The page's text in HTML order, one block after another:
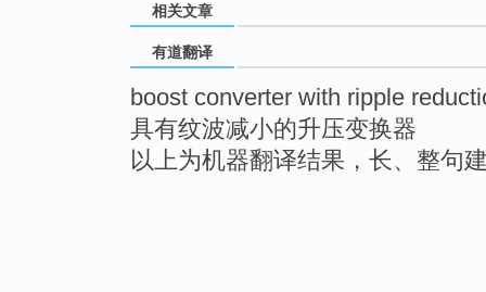
相关文章
有道翻译
boost converter with ripple
具有纹波减小的升压变换器
以上为机器翻译结果，长、整句